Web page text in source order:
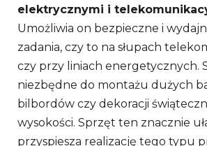
elektrycznymi i
Umożliwia on bezpieczne i
zadania, czy to na słupach
czy przy liniach energetycznych.
niezbędne do montażu dużych
bilbordów czy dekoracji
wysokości. Sprzęt ten znacznie
przyspiesza realizację tego typu